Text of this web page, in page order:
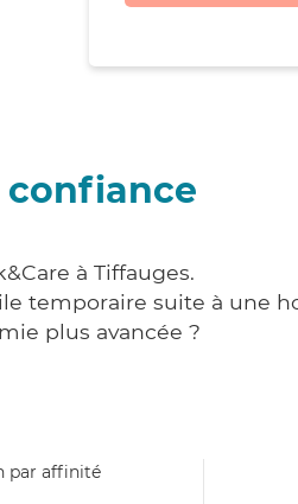
confiance
à Tiffauges.
temporaire suite à une
plus avancée ?